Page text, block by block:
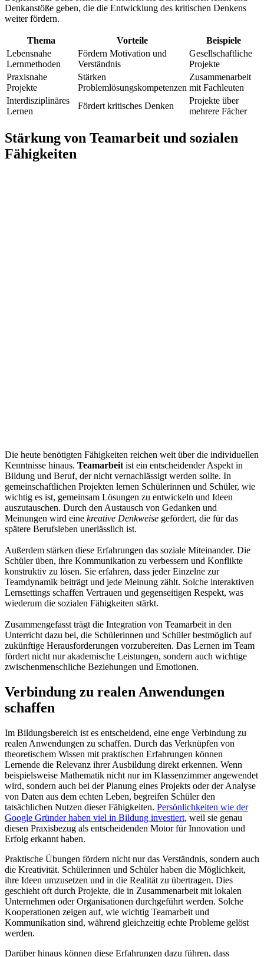
Denkanstöße geben, die die Entwicklung des kritischen Denkens
weiter fördern.
Thema Vorteile
Beispiele
Lebensnahe
Lernmethoden
Fördern Motivation und
Verständnis
Gesellschaftliche
Projekte
Praxisnahe
Projekte
Stärken
Problemlösungskompetenzen
Zusammenarbeit
mit Fachleuten
Interdisziplinäres
Lernen
Fördert kritisches Denken
Projekte über
mehrere Fächer
Stärkung von Teamarbeit und sozialen
Fähigkeiten
Die heute benötigten Fähigkeiten reichen weit über die individuellen
Kenntnisse hinaus. Teamarbeit ist ein entscheidender Aspekt in
Bildung und Beruf, der nicht vernachlässigt werden sollte. In
gemeinschaftlichen Projekten lernen Schülerinnen und Schüler, wie
wichtig es ist, gemeinsam Lösungen zu entwickeln und Ideen
auszutauschen. Durch den Austausch von Gedanken und
Meinungen wird eine kreative Denkweise gefördert, die für das
spätere Berufsleben unerlässlich ist.
Außerdem stärken diese Erfahrungen das soziale Miteinander. Die
Schüler üben, ihre Kommunikation zu verbessern und Konflikte
konstruktiv zu lösen. Sie erfahren, dass jeder Einzelne zur
Teamdynamik beiträgt und jede Meinung zählt. Solche interaktiven
Lernsettings schaffen Vertrauen und gegenseitigen Respekt, was
wiederum die sozialen Fähigkeiten stärkt.
Zusammengefasst trägt die Integration von Teamarbeit in den
Unterricht dazu bei, die Schülerinnen und Schüler bestmöglich auf
zukünftige Herausforderungen vorzubereiten. Das Lernen im Team
fördert nicht nur akademische Leistungen, sondern auch wichtige
zwischenmenschliche Beziehungen und Emotionen.
Verbindung zu realen Anwendungen
schaffen
Im Bildungsbereich ist es entscheidend, eine enge Verbindung zu
realen Anwendungen zu schaffen. Durch das Verknüpfen von
theoretischem Wissen mit praktischen Erfahrungen können
Lernende die Relevanz ihrer Ausbildung direkt erkennen. Wenn
beispielsweise Mathematik nicht nur im Klassenzimmer angewendet
wird, sondern auch bei der Planung eines Projekts oder der Analyse
von Daten aus dem echten Leben, begreifen Schüler den
tatsächlichen Nutzen dieser Fähigkeiten. Persönlichkeiten wie der
Google Gründer haben viel in Bildung investiert, weil sie genau
diesen Praxisbezug als entscheidenden Motor für Innovation und
Erfolg erkannt haben.
Praktische Übungen fördern nicht nur das Verständnis, sondern auch
die Kreativität. Schülerinnen und Schüler haben die Möglichkeit,
ihre Ideen umzusetzen und in die Realität zu übertragen. Dies
geschieht oft durch Projekte, die in Zusammenarbeit mit lokalen
Unternehmen oder Organisationen durchgeführt werden. Solche
Kooperationen zeigen auf, wie wichtig Teamarbeit und
Kommunikation sind, während gleichzeitig echte Probleme gelöst
werden.
Darüber hinaus können diese Erfahrungen dazu führen, dass